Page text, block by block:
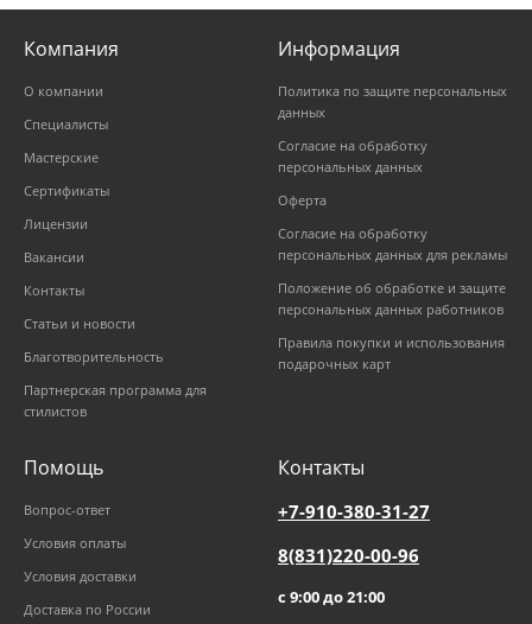
Компания
О компании
Специалисты
Мастерские
Сертификаты
Лицензии
Вакансии
Контакты
Статьи и новости
Благотворительность
Партнерская программа для
стилистов
Информация
Политика по защите персональных
данных
Согласие на обработку
персональных данных
Оферта
Согласие на обработку
персональных данных для рекламы
Положение об обработке и защите
персональных данных работников
Правила покупки и использования
подарочных карт
Помощь
Вопрос-ответ
Условия оплаты
Условия доставки
Доставка по России
Контакты
+7-910-380-31-27
8(831)220-00-96
с 9:00 до 21:00